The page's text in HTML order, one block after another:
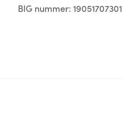
BIG nummer: 19051707301